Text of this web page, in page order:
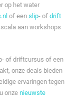
op het water
of eenslip- ofdrift
aan workshops
of driftcursus of een
onze deals bieden
ervaringen tegen
onzenieuwste